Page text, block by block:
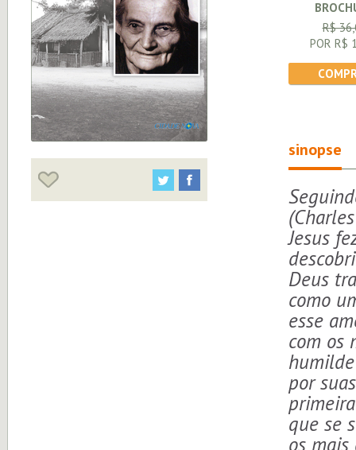
R$
POR R$
sinopse
Jesus
Deus
como
esse
com os
por
que se
os mais